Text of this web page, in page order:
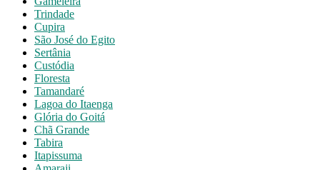
Trindade
Cupira
São José do Egito
Sertânia
Custódia
Floresta
Tamandaré
Lagoa do Itaenga
Glória do Goitá
Chã Grande
Tabira
Itapissuma